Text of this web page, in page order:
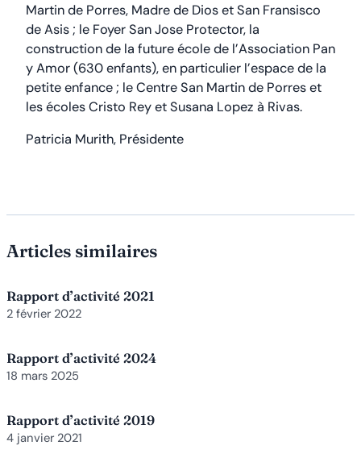
Martin de Porres, Madre de Dios et San Fransisco
de Asis ; le Foyer San Jose Protector, la
construction de la future école de l’Association Pan
y Amor (630 enfants), en particulier l’espace de la
petite enfance ; le Centre San Martin de Porres et
les écoles Cristo Rey et Susana Lopez à Rivas.
Patricia Murith, Présidente
Articles similaires
Rapport d’activité 2021
2 février 2022
Rapport d’activité 2024
18 mars 2025
Rapport d’activité 2019
4 janvier 2021